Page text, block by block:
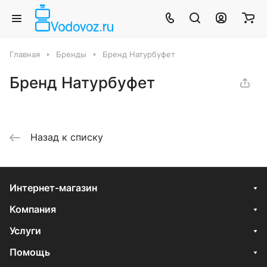
Главная Бренды Бренд Натурбуфет
Бренд Натурбуфет
Назад к списку
Интернет-магазин
Компания
Услуги
Помощь